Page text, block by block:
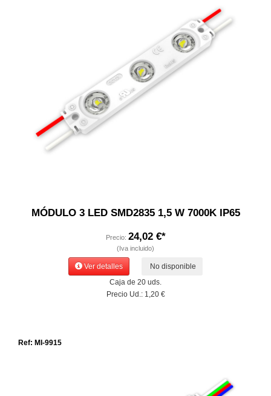
MÓDULO 3 LED SMD2835 1,5 W 7000K IP65
Precio: 24,02 €*
(Iva incluido)
Ver detalles
No disponible
Caja de 20 uds.
Precio Ud.: 1,20 €
Ref: MI-9915